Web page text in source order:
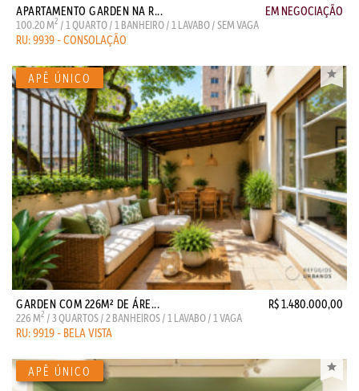
APARTAMENTO GARDEN NA R... EM NEGOCIAÇÃO
100.20 M2 / 1 QUARTO / 1 BANHEIRO / 1 LAVABO / SEM VAGA
RU: 9939 - CONSOLAÇÃO
GARDEN COM 226M² DE ÁRE... R$ 1.480.000,00
226 M2 / 3 QUARTOS / 2 BANHEIROS / 1 LAVABO / 1 VAGA
RU: 9919 - BELA VISTA